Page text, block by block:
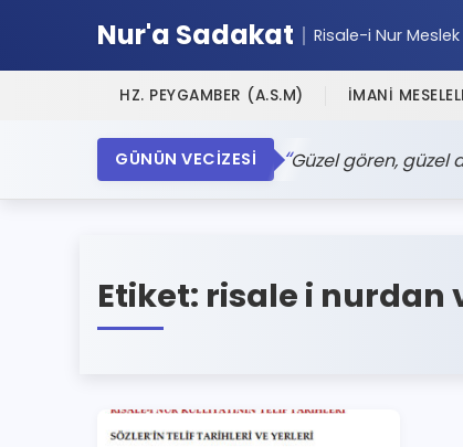
Nur'a Sadakat Risale-i Nur
HZ. PEYGAMBER (A.S.M) İMANİ
GÜNÜN VECİZESİ Güzel gören, güzel
Etiket: risale i nurdan